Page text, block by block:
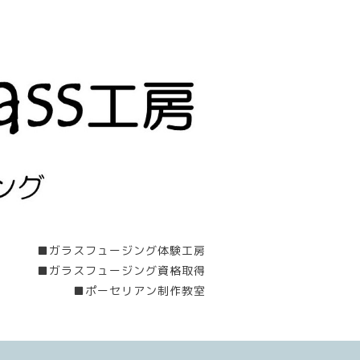
■ガラスフュージング体験工房
■ガラスフュージング資格取得
■ポーセリアン制作教室